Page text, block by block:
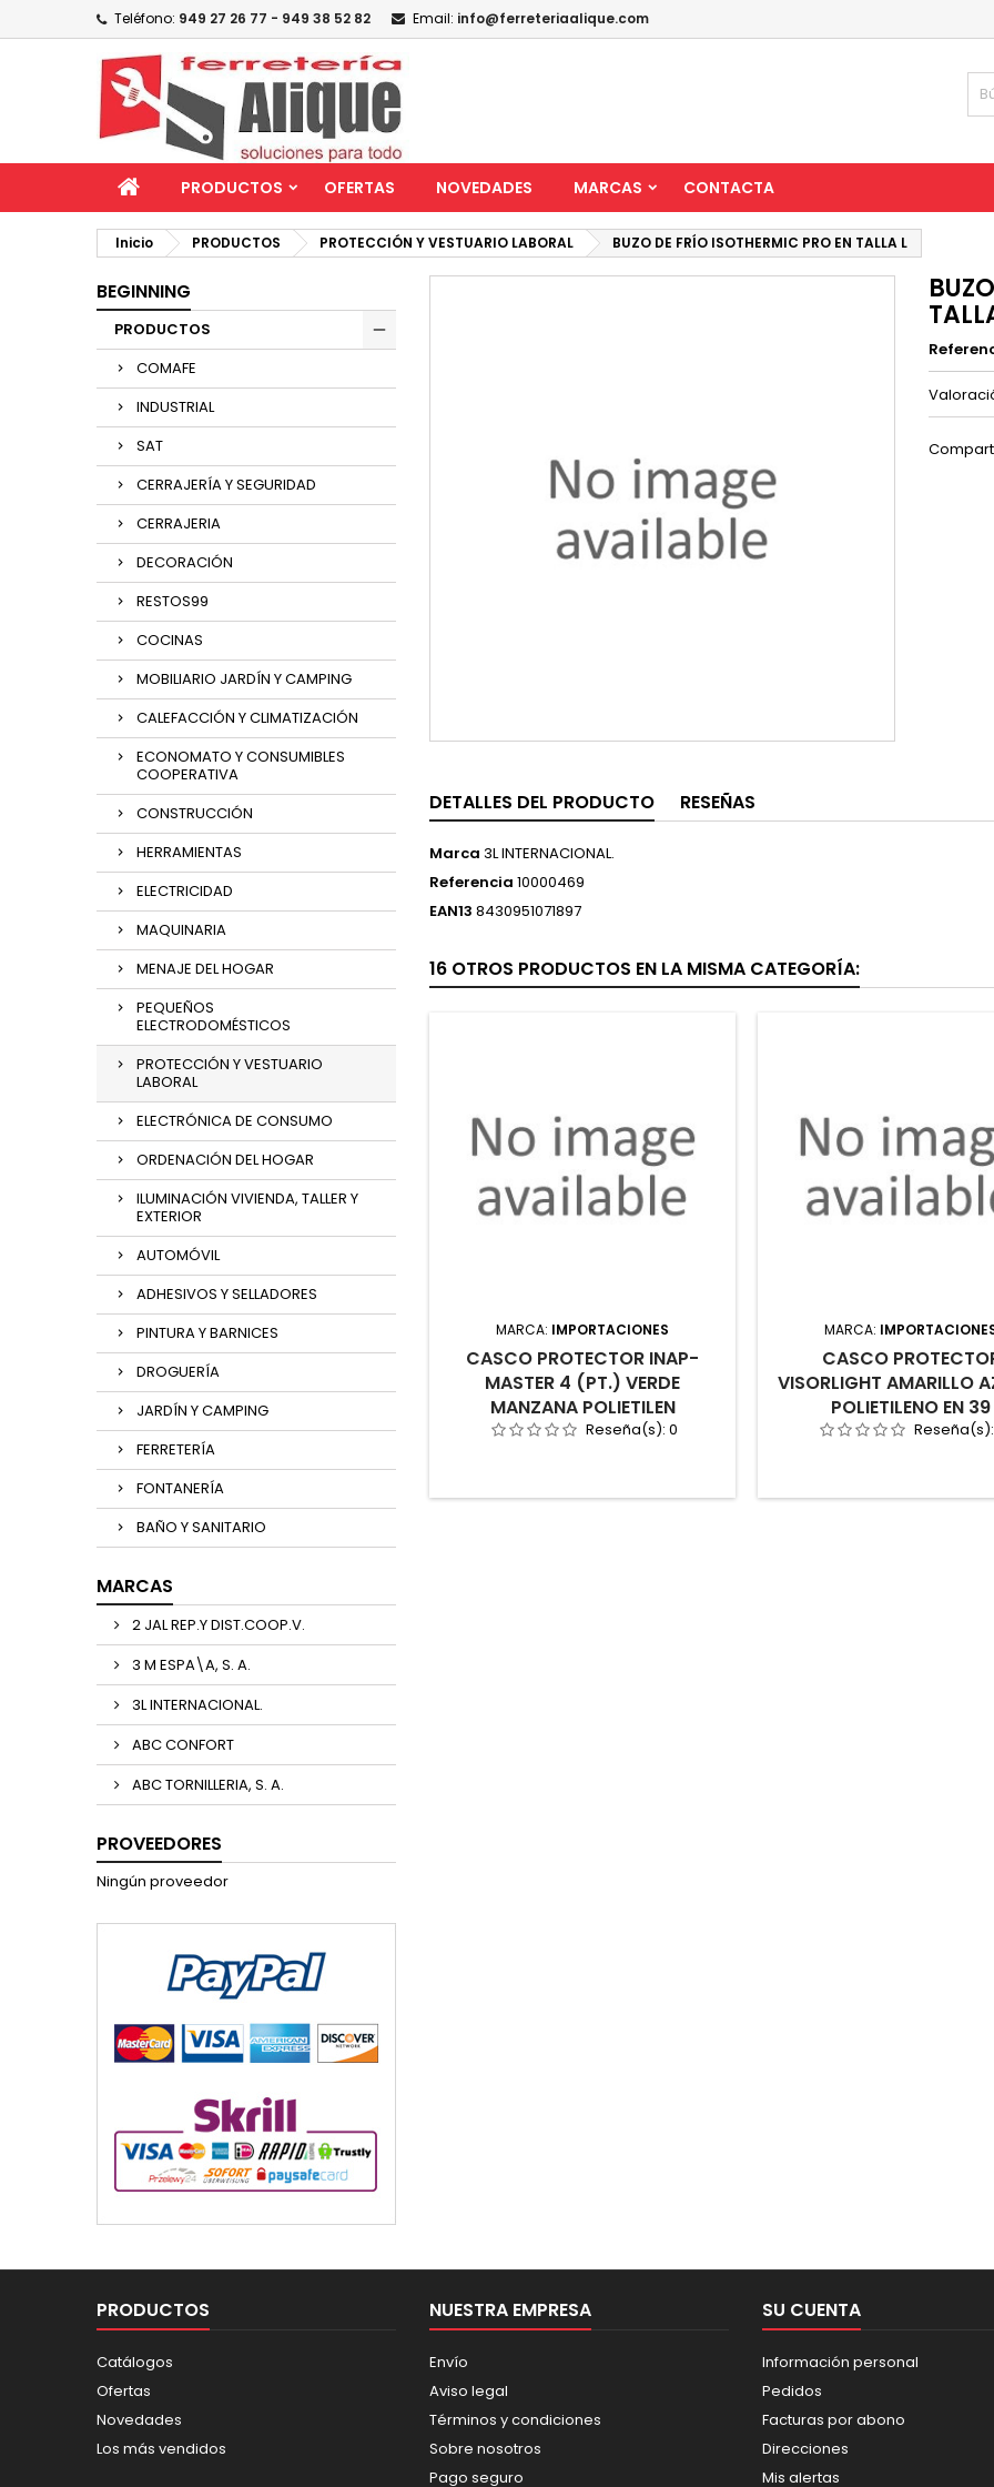
Teléfono: 949 27 26 77 - 949 38 52 82 Email: info@ferreteriaalique.com
PRODUCTOS OFERTAS NOVEDADES MARCAS CONTACTA
Inicio PRODUCTOS PROTECCIÓN Y VESTUARIO LABORAL BUZO DE FRÍO ISOTHERMIC PRO EN TALLA L
BEGINNING
PRODUCTOS
COMAFE
INDUSTRIAL
SAT
CERRAJERÍA Y SEGURIDAD
CERRAJERIA
DECORACIÓN
RESTOS99
COCINAS
MOBILIARIO JARDÍN Y CAMPING
CALEFACCIÓN Y CLIMATIZACIÓN
ECONOMATO Y CONSUMIBLES
COOPERATIVA
CONSTRUCCIÓN
HERRAMIENTAS
ELECTRICIDAD
MAQUINARIA
MENAJE DEL HOGAR
PEQUEÑOS
ELECTRODOMÉSTICOS
PROTECCIÓN Y VESTUARIO
LABORAL
ELECTRÓNICA DE CONSUMO
ORDENACIÓN DEL HOGAR
ILUMINACIÓN VIVIENDA, TALLER Y
EXTERIOR
AUTOMÓVIL
ADHESIVOS Y SELLADORES
PINTURA Y BARNICES
DROGUERÍA
JARDÍN Y CAMPING
FERRETERÍA
FONTANERÍA
BAÑO Y SANITARIO
MARCAS
2 JAL REP.Y DIST.COOP.V.
3 M ESPA\A, S. A.
3L INTERNACIONAL.
ABC CONFORT
ABC TORNILLERIA, S. A.
PROVEEDORES
Ningún proveedor
DETALLES DEL PRODUCTO RESEÑAS
Marca 3L INTERNACIONAL.
Referencia 10000469
EAN13 8430951071897
16 OTROS PRODUCTOS EN LA MISMA CATEGORÍA:
MARCA: IMPORTACIONES
CASCO PROTECTOR INAP-
MASTER 4 (PT.) VERDE
MANZANA POLIETILEN
Reseña(s): 0
MARCA:
CASCO
VISORLIGHT AMARILLO
POLIETILENO EN 39
PRODUCTOS
Catálogos
Ofertas
Novedades
Los más vendidos
NUESTRA EMPRESA
Envío
Aviso legal
Términos y condiciones
Sobre nosotros
Pago seguro
SU CUENTA
Información personal
Pedidos
Facturas por abono
Direcciones
Mis alertas